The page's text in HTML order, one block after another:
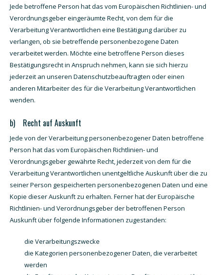
Jede betroffene Person hat das vom Europäischen Richtlinien- und
Verordnungsgeber eingeräumte Recht, von dem für die
Verarbeitung Verantwortlichen eine Bestätigung darüber zu
verlangen, ob sie betreffende personenbezogene Daten
verarbeitet werden. Möchte eine betroffene Person dieses
Bestätigungsrecht in Anspruch nehmen, kann sie sich hierzu
jederzeit an unseren Datenschutzbeauftragten oder einen
anderen Mitarbeiter des für die Verarbeitung Verantwortlichen
wenden.
b) Recht auf Auskunft
Jede von der Verarbeitung personenbezogener Daten betroffene
Person hat das vom Europäischen Richtlinien- und
Verordnungsgeber gewährte Recht, jederzeit von dem für die
Verarbeitung Verantwortlichen unentgeltliche Auskunft über die zu
seiner Person gespeicherten personenbezogenen Daten und eine
Kopie dieser Auskunft zu erhalten. Ferner hat der Europäische
Richtlinien- und Verordnungsgeber der betroffenen Person
Auskunft über folgende Informationen zugestanden:
die Verarbeitungszwecke
die Kategorien personenbezogener Daten, die verarbeitet
werden